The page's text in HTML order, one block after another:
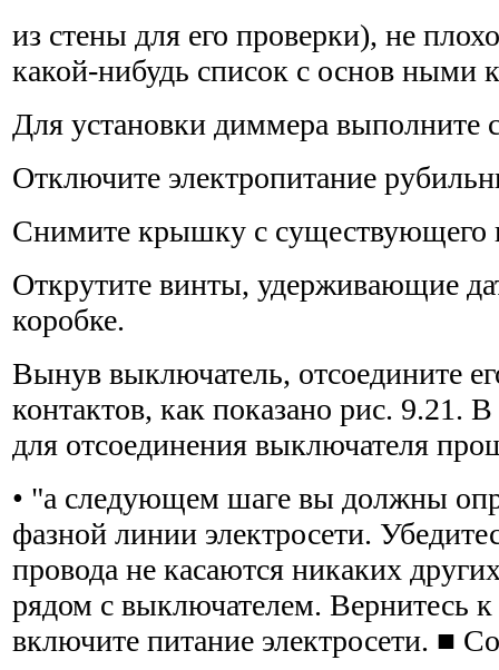
из стены для его проверки), не
какой-нибудь список с основ ными
Для установки диммера
Отключите электропитание
Снимите крышку с существующего
Открутите винты, удерживающие
коробке.
Вынув выключатель, отсоедините
контактов, как показано рис. 9.21.
для отсоединения выключателя
• "а следующем шаге вы должны
фазной линии электросети.
провода не касаются никаких
рядом с выключателем. Вернитесь
включите пита­ние электросети. ■